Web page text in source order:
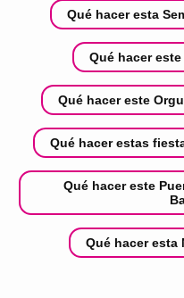
Qué hacer esta
Qué hacer
Qué hacer este
Qué hacer estas
Qué hacer este
Qué hacer esta